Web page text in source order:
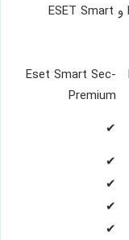
مقایسه‌ی اجمالی Kaspersky Total Security و ESET Smart
Eset Smart Sec-
Premium
✔
✔
✔
✔
✔